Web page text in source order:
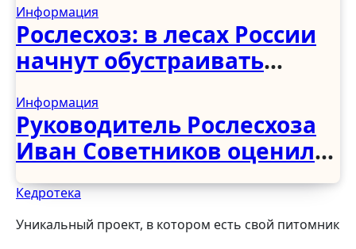
вредителей
Информация
Рослесхоз: в лесах России
начнут обустраивать
рубки деревьев
Информация
Руководитель Рослесхоза
Иван Советников оценил
развитие лесного
хозяйства в Чеченской
Республике
Кедротека
Уникальный проект, в котором есть свой питомник